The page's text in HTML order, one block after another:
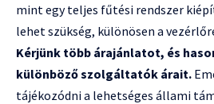
mint egy teljes fűtési rendszer
lehet szükség, különösen a
Kérjünk több árajánlatot, és
különböző szolgáltatók árait.
tájékozódni a lehetséges állami